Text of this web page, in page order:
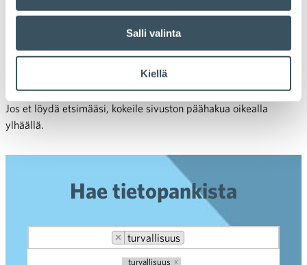
Salli valinta
Kiellä
tietopankkiartikkeleita ja tiedostoja. Voit tehdä hakuja joko
asiasanalla, kategorialla tai molemmilla. Tietopankki listaa
tietopankkisisältöjen alle. Osa tietopankkiartikkeleista ja
tiedostoista on vain kirjautuneiden käyttäjien luettavissa.
Jos et löydä etsimääsi, kokeile sivuston päähakua oikealla
ylhäällä.
Hae tietopankista
× turvallisuus
turvallisuus X